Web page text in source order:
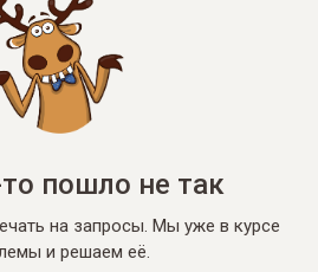
пошло не так
на запросы. Мы уже в курсе
и решаем её.